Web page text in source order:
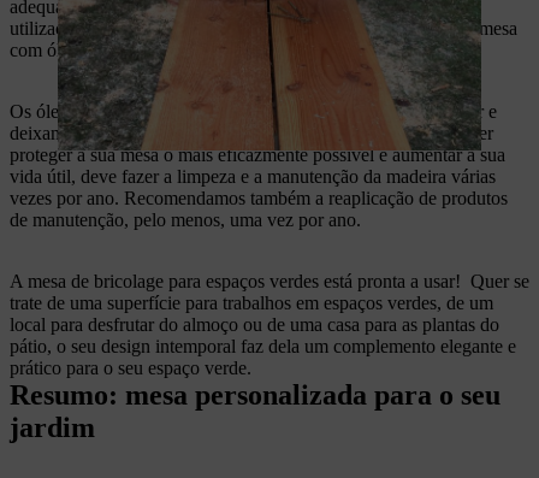
adequadas desde o início protegerá a sua mesa de sinais de
utilização, descoloração e fungos. Pode dar um acabamento à mesa
com óleo, cera ou verniz, dependendo do tipo de madeira.
Os óleos e os vernizes de manutenção acabam por desaparecer e
deixam de ser eficazes passado algum tempo. Por isso, se quiser
proteger a sua mesa o mais eficazmente possível e aumentar a sua
vida útil, deve fazer a limpeza e a manutenção da madeira várias
vezes por ano. Recomendamos também a reaplicação de produtos
de manutenção, pelo menos, uma vez por ano.
A mesa de bricolage para espaços verdes está pronta a usar! Quer se
trate de uma superfície para trabalhos em espaços verdes, de um
local para desfrutar do almoço ou de uma casa para as plantas do
pátio, o seu design intemporal faz dela um complemento elegante e
prático para o seu espaço verde.
Resumo: mesa personalizada para o seu
jardim